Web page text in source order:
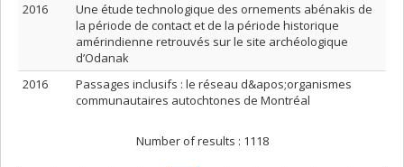
2016
Une étude technologique des ornements abénakis de
la période de contact et de la période historique
amérindienne retrouvés sur le site archéologique
d’Odanak
2016
Passages inclusifs : le réseau d&apos;organismes
communautaires autochtones de Montréal
Number of results : 1118